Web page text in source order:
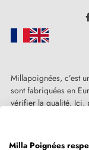
Millapoignées, c’est
sont fabriquées en
vérifier la qualité. Ici,
Milla Poignées